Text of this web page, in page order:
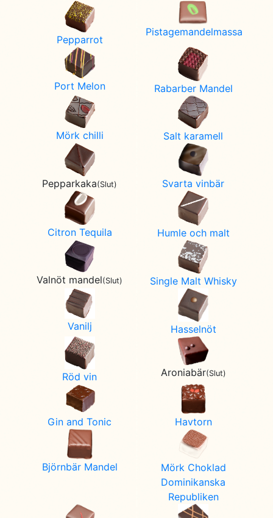
Pepparrot
Pistagemandelmassa
Port Melon Rabarber Mandel
Mörk chilli Salt karamell
Pepparkaka(Slut) Svarta vinbär
Citron Tequila Humle och malt
Valnöt mandel(Slut) Single Malt Whisky
Vanilj Hasselnöt
Röd vin Aroniabär(Slut)
Gin and Tonic Havtorn
Björnbär Mandel
Mörk Choklad
Dominikanska
Republiken